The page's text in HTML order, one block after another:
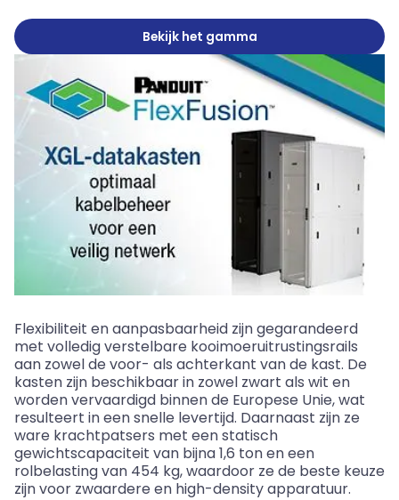
Bekijk het gamma
Flexibiliteit en aanpasbaarheid zijn gegarandeerd
met volledig verstelbare kooimoeruitrustingsrails
aan zowel de voor- als achterkant van de kast. De
kasten zijn beschikbaar in zowel zwart als wit en
worden vervaardigd binnen de Europese Unie, wat
resulteert in een snelle levertijd. Daarnaast zijn ze
ware krachtpatsers met een statisch
gewichtscapaciteit van bijna 1,6 ton en een
rolbelasting van 454 kg, waardoor ze de beste keuze
zijn voor zwaardere en high-density apparatuur.